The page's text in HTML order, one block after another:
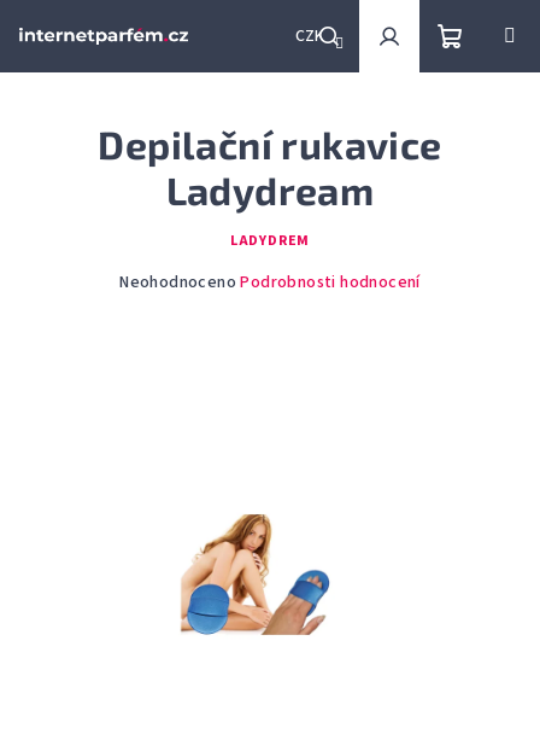
CZK
Hledat PřihlášeníNákupní
Depilační rukavice
Ladydream
LADYDREM
Průměrné
Neohodnoceno Podrobnosti hodnocení